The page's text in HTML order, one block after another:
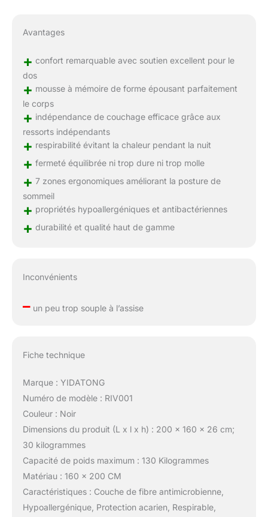
Avantages
+ confort remarquable avec soutien excellent pour le
dos
+ mousse à mémoire de forme épousant parfaitement
le corps
+ indépendance de couchage efficace grâce aux
ressorts indépendants
+ respirabilité évitant la chaleur pendant la nuit
+ fermeté équilibrée ni trop dure ni trop molle
+ 7 zones ergonomiques améliorant la posture de
sommeil
+ propriétés hypoallergéniques et antibactériennes
+ durabilité et qualité haut de gamme
Inconvénients
–un peu trop souple à l’assise
Fiche technique
Marque : YIDATONG
Numéro de modèle : RIV001
Couleur : Noir
Dimensions du produit (L x l x h) : 200 x 160 x 26 cm;
30 kilogrammes
Capacité de poids maximum : 130 Kilogrammes
Matériau : 160 x 200 CM
Caractéristiques : Couche de fibre antimicrobienne,
Hypoallergénique, Protection acarien, Respirable,